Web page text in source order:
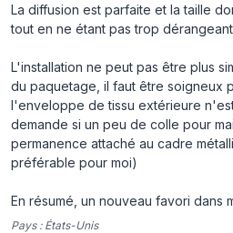
La diffusion est parfaite et la taille
tout en ne étant pas trop
L'installation ne peut pas être plus
du paquetage, il faut être soigneux
l'enveloppe de tissu extérieure
demande si un peu de colle pour
permanence attaché au cadre
préférable pour moi)
En résumé, un nouveau favori dans
Pays : États-Unis